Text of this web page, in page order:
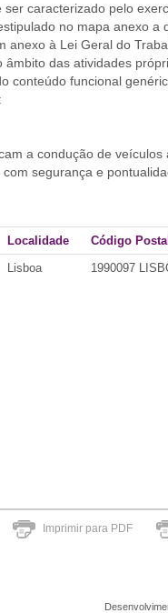
caracterizado pelo
no mapa anexo a
à Lei Geral do
das atividades
conteúdo funcional
a condução de veículos
segurança e
Localidade Código Postal
Lisboa 1990097
Imprimir para PDF